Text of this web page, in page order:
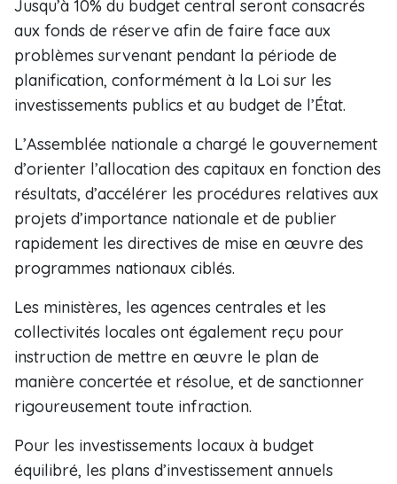
Jusqu’à 10% du budget central seront consacrés
aux fonds de réserve afin de faire face aux
problèmes survenant pendant la période de
planification, conformément à la Loi sur les
investissements publics et au budget de l’État.
L’Assemblée nationale a chargé le gouvernement
d’orienter l’allocation des capitaux en fonction des
résultats, d’accélérer les procédures relatives aux
projets d’importance nationale et de publier
rapidement les directives de mise en œuvre des
programmes nationaux ciblés.
Les ministères, les agences centrales et les
collectivités locales ont également reçu pour
instruction de mettre en œuvre le plan de
manière concertée et résolue, et de sanctionner
rigoureusement toute infraction.
Pour les investissements locaux à budget
équilibré, les plans d’investissement annuels